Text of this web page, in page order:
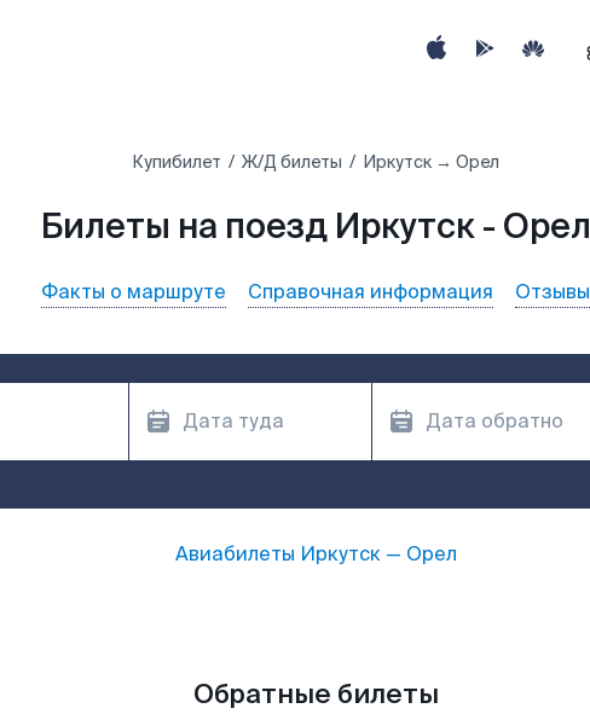
Купибилет Ж/Д билеты Иркутск → Орел
Билеты на поезд Иркутск - Орел
Факты о маршруте Справочная информация Отзывы
Авиабилеты Иркутск— Орел
Обратные билеты